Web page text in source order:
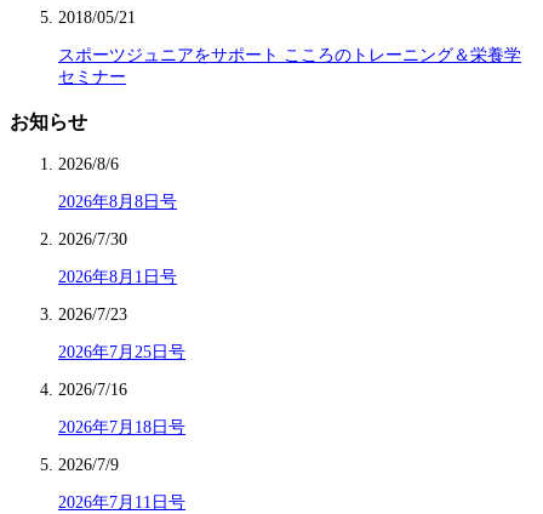
2018/05/21
スポーツジュニアをサポート こころのトレーニング＆栄養学
セミナー
お知らせ
2026/8/6
2026年8月8日号
2026/7/30
2026年8月1日号
2026/7/23
2026年7月25日号
2026/7/16
2026年7月18日号
2026/7/9
2026年7月11日号